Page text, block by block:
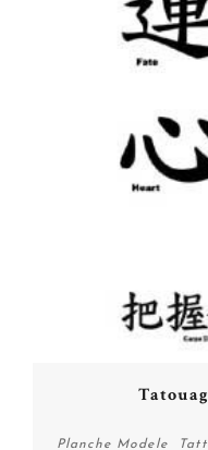
Planche Modele